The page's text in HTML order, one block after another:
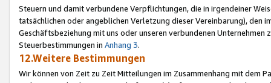
Steuern und damit verbundene Verpflichtungen, die in irgendeiner
tatsächlichen oder angeblichen Verletzung dieser Vereinbarung), den
Geschäftsbeziehung mit uns oder unseren verbundenen
Steuerbestimmungen in Anhang 3.
12.Weitere Bestimmungen
Wir können von Zeit zu Zeit Mitteilungen im Zusammenhang mit dem